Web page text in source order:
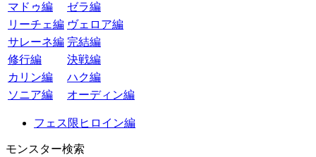
マドゥ編
ゼラ編
リーチェ編 ヴェロア編
サレーネ編 完結編
修行編
決戦編
カリン編
ハク編
ソニア編
オーディン編
フェス限ヒロイン編
モンスター検索